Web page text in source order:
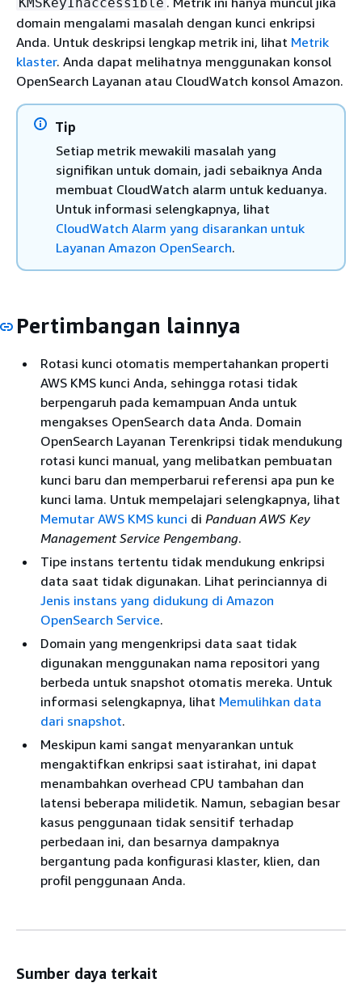
domain mengalami masalah dengan kunci enkripsi
Anda. Untuk deskripsi lengkap metrik ini, lihat Metrik
klaster. Anda dapat melihatnya menggunakan konsol
OpenSearch Layanan atau CloudWatch konsol Amazon.
Tip
Setiap metrik mewakili masalah yang
signifikan untuk domain, jadi sebaiknya Anda
membuat CloudWatch alarm untuk keduanya.
Untuk informasi selengkapnya, lihat
CloudWatch Alarm yang disarankan untuk
Layanan Amazon OpenSearch.
Pertimbangan lainnya
Rotasi kunci otomatis mempertahankan properti
AWS KMS kunci Anda, sehingga rotasi tidak
berpengaruh pada kemampuan Anda untuk
mengakses OpenSearch data Anda. Domain
OpenSearch Layanan Terenkripsi tidak mendukung
rotasi kunci manual, yang melibatkan pembuatan
kunci baru dan memperbarui referensi apa pun ke
kunci lama. Untuk mempelajari selengkapnya, lihat
Memutar AWS KMS kunci di Panduan AWS Key
Management Service Pengembang.
Tipe instans tertentu tidak mendukung enkripsi
data saat tidak digunakan. Lihat perinciannya di
Jenis instans yang didukung di Amazon
OpenSearch Service.
Domain yang mengenkripsi data saat tidak
digunakan menggunakan nama repositori yang
berbeda untuk snapshot otomatis mereka. Untuk
informasi selengkapnya, lihat Memulihkan data
dari snapshot.
Meskipun kami sangat menyarankan untuk
mengaktifkan enkripsi saat istirahat, ini dapat
menambahkan overhead CPU tambahan dan
latensi beberapa milidetik. Namun, sebagian besar
kasus penggunaan tidak sensitif terhadap
perbedaan ini, dan besarnya dampaknya
bergantung pada konfigurasi klaster, klien, dan
profil penggunaan Anda.
Sumber daya terkait